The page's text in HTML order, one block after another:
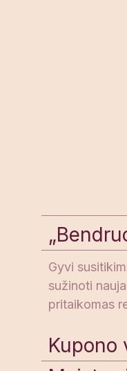
Gyvi
sužinoti
pritaikomas
Kupono